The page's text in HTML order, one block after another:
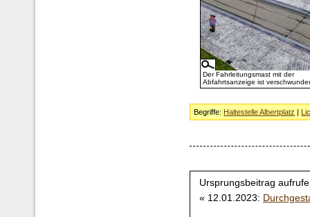
Der Fahrleitungsmast mit der
Abfahrtsanzeige ist
Begriffe: Haltestelle Albertplatz
Ursprungsbeitrag
« 12.01.2023: